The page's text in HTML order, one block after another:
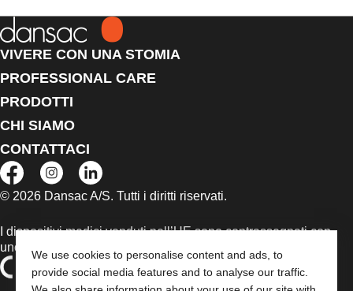
We use cookies to personalise content and ads, to
provide social media features and to analyse our traffic.
VIVERE CON UNA STOMIA
PROFESSIONAL CARE
PRODOTTI
CHI SIAMO
CONTATTACI
© 2026 Dansac A/S. Tutti i diritti riservati.
I dispositivi medici venduti nell’UE sono contrassegnati con
uno dei seguenti simboli, a seconda dei casi